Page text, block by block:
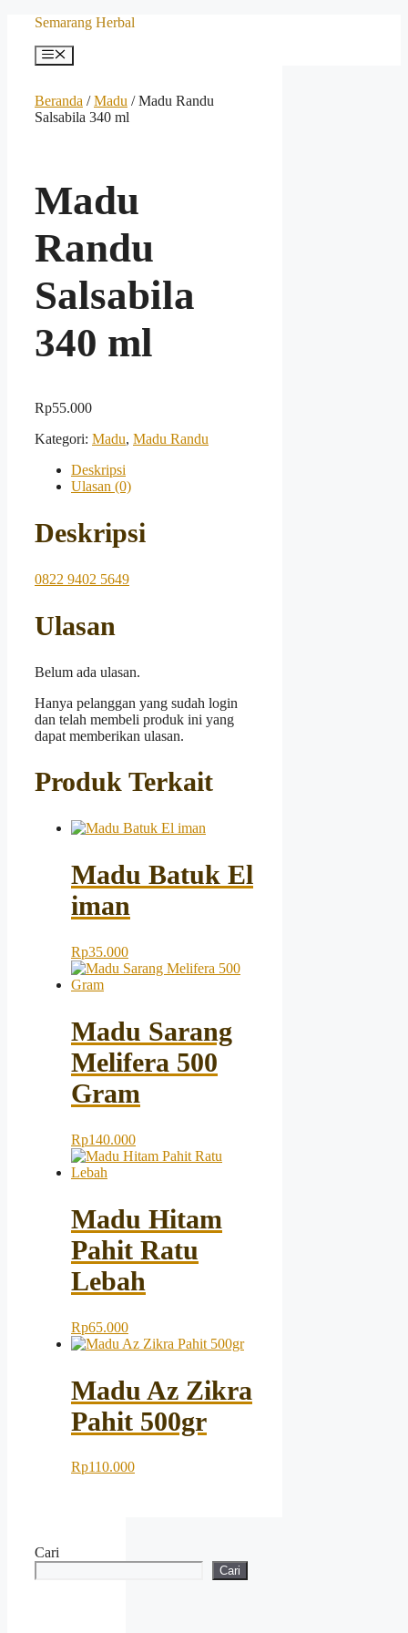
Langsung
Semarang Herbal
Menu
Beranda /Madu / Madu Randu
Salsabila 340 ml
Madu
Randu
Salsabila
340 ml
Rp55.000
Kategori: Madu, Madu Randu
Deskripsi
Ulasan (0)
Deskripsi
0822 9402 5649
Ulasan
Belum ada ulasan.
Hanya pelanggan yang sudah login
dan telah membeli produk ini yang
dapat memberikan ulasan.
Produk Terkait
Madu Batuk El
iman
Rp35.000
Madu Sarang
Melifera 500
Gram
Rp140.000
Madu Hitam
Pahit Ratu
Lebah
Rp65.000
Madu Az Zikra
Pahit 500gr
Rp110.000
Cari
Cari